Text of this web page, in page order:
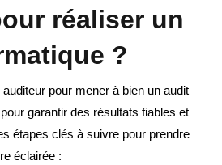
réaliser un
?
pour mener à bien un audit
garantir des résultats fiables et
étapes clés à suivre pour prendre
éclairée :